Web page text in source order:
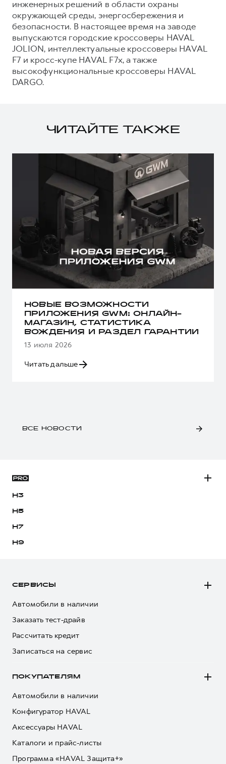
инженерных решений в области охраны
окружающей среды, энергосбережения и
безопасности. В настоящее время на заводе
выпускаются городские кроссоверы HAVAL
JOLION, интеллектуальные кроссоверы HAVAL
F7 и кросс-купе HAVAL F7x, а также
высокофункциональные кроссоверы HAVAL
DARGO.
ЧИТАЙТЕ ТАКЖЕ
НОВЫЕ ВОЗМОЖНОСТИ
ПРИЛОЖЕНИЯ GWM: ОНЛАЙН-
МАГАЗИН, СТАТИСТИКА
ВОЖДЕНИЯ И РАЗДЕЛ ГАРАНТИИ
13 июля 2026
Читать дальше
ВСЕ НОВОСТИ
H3
H5
H7
H9
СЕРВИСЫ
Автомобили в наличии
Заказать тест-драйв
Рассчитать кредит
Записаться на сервис
ПОКУПАТЕЛЯМ
Автомобили в наличии
Конфигуратор HAVAL
Аксессуары HAVAL
Каталоги и прайс-листы
Программа «HAVAL Защита+»